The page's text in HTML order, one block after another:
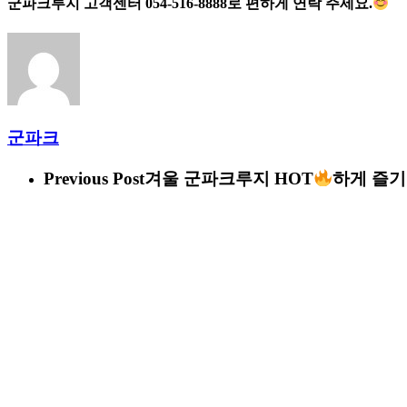
군파크루지 고객센터 054-516-8888로 편하게 연락 주세요.
군파크
Previous Post겨울 군파크루지 HOT 하게 즐